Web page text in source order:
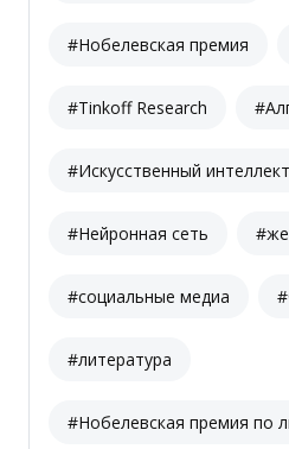
#Нобелевская премия
#Tinkoff Research
#Искусственный интеллект
#Нейронная сеть
#социальные медиа
#литература
#Нобелевская премия по